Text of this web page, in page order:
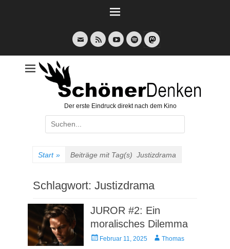
E-
Mail
Feed YouTubeSpotify
Der erste Eindruck direkt nach dem Kino
Suche
nach:
Start » Beiträge mit Tag(s) Justizdrama
Schlagwort: Justizdrama
JUROR #2: Ein
moralisches Dilemma
Veröffentlicht
Februar 11, 2025 AutorThomas